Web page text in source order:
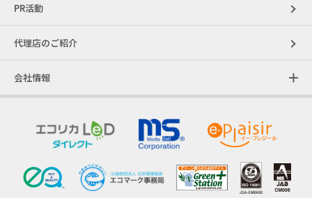
PR活動
代理店のご紹介
会社情報